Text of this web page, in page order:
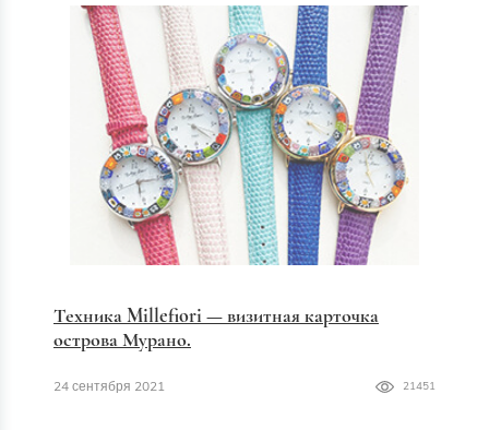
Техника Millefiori — визитная карточка
острова Мурано.
24 сентября 2021 21451